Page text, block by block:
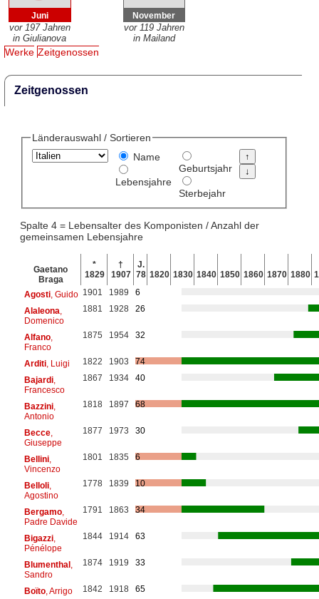
Juni
vor 197 Jahren
in Giulianova
November
vor 119 Jahren
in Mailand
Werke Zeitgenossen
Zeitgenossen
Länderauswahl / Sortieren
Name
Lebensjahre
Geburtsjahr
Sterbejahr
Spalte 4 = Lebensalter des Komponisten / Anzahl der
gemeinsamen Lebensjahre
Gaetano
Braga
*
1829
†
1907
J.
78 1820 1830 1840 1850 1860 1870 1880
Agosti, Guido 1901 1989
6
Alaleona
Domenico
1881 1928 26
Alfano,
Franco
1875 1954 32
Arditi, Luigi 1822 1903
74
Bajardi,
Francesco
1867 1934 40
Bazzini,
Antonio
1818 1897 68
Becce,
Giuseppe
1877 1973 30
Bellini,
Vincenzo
1801 1835 6
Belloli,
Agostino
1778 1839 10
Bergamo,
Padre Davide
1791 1863 34
Bigazzi,
Pénélope
1844 1914 63
Blumenthal,
Sandro
1874 1919 33
Boïto, Arrigo 1842 1918
65